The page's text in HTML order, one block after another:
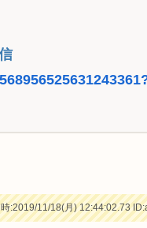
:2019/11/18(月) 12:44:02.73